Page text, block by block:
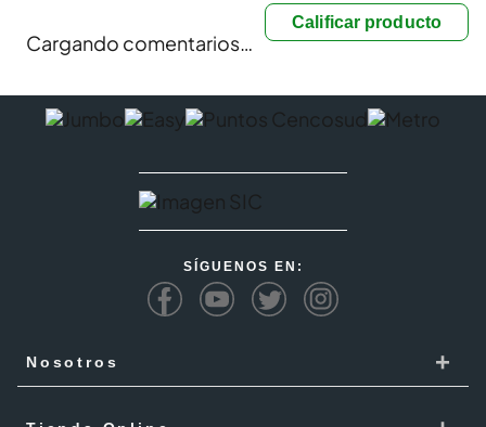
Calificar producto
Cargando comentarios…
SÍGUENOS EN:
Nosotros +